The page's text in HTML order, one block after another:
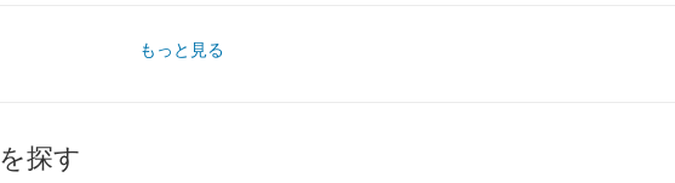
もっと見る
探す